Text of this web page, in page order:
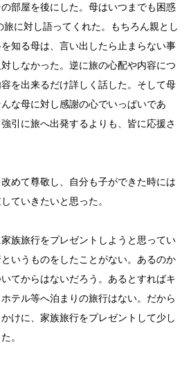
部屋を後にした。母はいつまでも困惑
に対し語ってくれた。もちろん親とし
知る母は、言い出したら止まらない事
しなかった。逆に旅の心配や内容につ
を出来るだけ詳しく話した。そして母
な母に対し感謝の心でいっぱいであ
引に旅へ出発するよりも、皆に応援さ
めて尊敬し、自分も子ができた時には
ていきたいと思った。
族旅行をプレゼントしようと思ってい
いうものをしたことがない。あるのか
てからはないだろう。あるとすればキ
テル等へ泊まりの旅行はない。だから
けに、家族旅行をプレゼントして少し
。